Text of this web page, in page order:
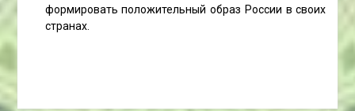
формировать положительный образ России в своих
странах.